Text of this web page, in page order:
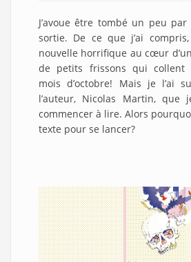
J’avoue être tombé un peu
sortie. De ce que j’ai
nouvelle horrifique au cœur
de petits frissons qui collent
mois d’octobre! Mais je l’ai
l’auteur, Nicolas Martin, que
commencer à lire. Alors
texte pour se lancer?